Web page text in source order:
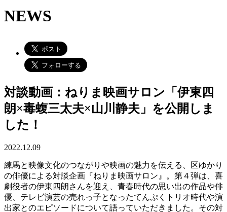
NEWS
対談動画：ねりま映画サロン「伊東四
朗×毒蝮三太夫×山川静夫」を公開しま
した！
2022.12.09
練馬と映像文化のつながりや映画の魅力を伝える、区ゆかり
の俳優による対談企画『ねりま映画サロン』。第４弾は、喜
劇役者の伊東四朗さんを迎え、青春時代の思い出の作品や俳
優、テレビ演芸の売れっ子となったてんぷくトリオ時代や演
出家とのエピソードについて語っていただきました。その対